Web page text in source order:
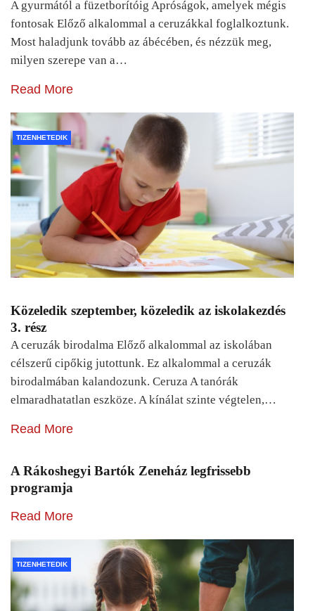
A gyurmától a füzetborítóig Apróságok, amelyek mégis
fontosak Előző alkalommal a ceruzákkal foglalkoztunk.
Most haladjunk tovább az ábécében, és nézzük meg,
milyen szerepe van a…
Read More
TIZENHETEDIK
Közeledik szeptember, közeledik az iskolakezdés
3. rész
A ceruzák birodalma Előző alkalommal az iskolában
célszerű cipőkig jutottunk. Ez alkalommal a ceruzák
birodalmában kalandozunk. Ceruza A tanórák
elmaradhatatlan eszköze. A kínálat szinte végtelen,…
Read More
A Rákoshegyi Bartók Zeneház legfrissebb
programja
Read More
TIZENHETEDIK